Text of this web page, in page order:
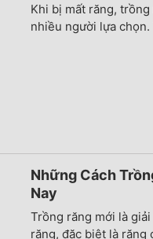
Khi bị mất răng,
nhiều người lựa
Những Cách
Nay
Trồng răng mới là
răng, đặc biệt là răng